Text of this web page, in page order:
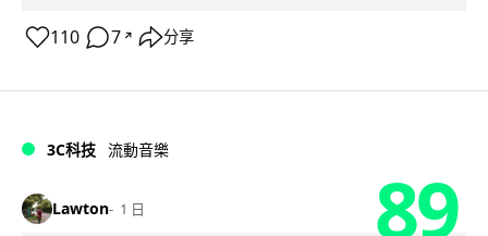
110 7 ↗ 分享
3C科技 流動音樂
Lawton 1 日 89